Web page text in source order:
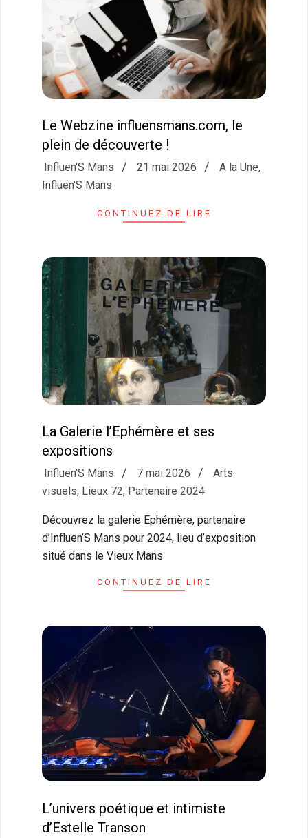
Le Webzine influensmans.com, le
plein de découverte !
2026-
05-
Influen'S Mans 21 mai 2026 A la Une,
Influen'S Mans
CONTINUEZ DE LIRE
La Galerie l’Ephémère et ses
expositions
2026-
05-
Influen'S Mans 7 mai 2026
Arts
visuels, Lieux 72, Partenaire 2024
Découvrez la galerie Ephémère, partenaire
d’Influen’S Mans pour 2024, lieu d’exposition
situé dans le Vieux Mans
CONTINUEZ DE LIRE
L’univers poétique et intimiste
d’Estelle Transon